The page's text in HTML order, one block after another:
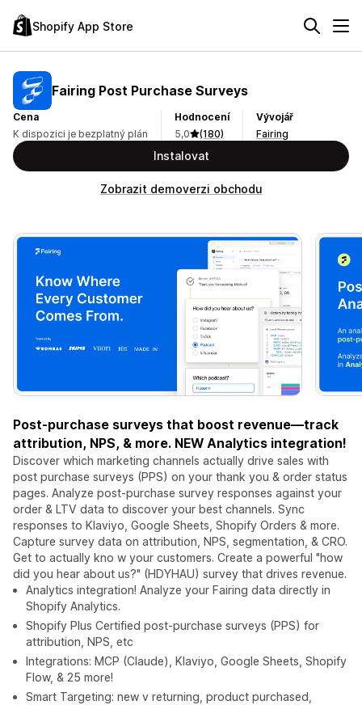
Shopify App Store
Fairing Post Purchase Surveys
Cena
K dispozici je bezplatný plán
Hodnocení
5,0
(180)
Vývojář
Fairing
Instalovat
Zobrazit demoverzi obchodu
Post-purchase surveys that boost revenue—track
attribution, NPS, & more. NEW Analytics integration!
Discover which marketing channels actually drive sales with
post purchase surveys (PPS) on your thank you & order status
pages. Analyze post-purchase survey responses against your
order & LTV data to discover your best channels. Sync
responses to Klaviyo, Google Sheets, Shopify Orders & more.
Capture survey data on attribution, NPS, segmentation, & CRO.
Get to actually kno w your customers. Create a powerful "how
did you hear about us?" (HDYHAU) survey that drives revenue.
Analytics integration! Analyze your Fairing data directly in
Shopify Analytics.
Shopify Plus Certified post-purchase surveys (PPS) for
attribution, NPS, etc
Integrations: MCP (Claude), Klaviyo, Google Sheets, Shopify
Flow, & 25 more!
Smart Targeting: new v returning, product purchased,